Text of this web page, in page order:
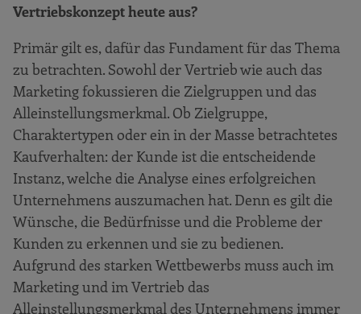
Vertriebskonzept heute aus?
Primär gilt es, dafür das Fundament für das Thema
zu betrachten. Sowohl der Vertrieb wie auch das
Marketing fokussieren die Zielgruppen und das
Alleinstellungsmerkmal. Ob Zielgruppe,
Charaktertypen oder ein in der Masse betrachtetes
Kaufverhalten: der Kunde ist die entscheidende
Instanz, welche die Analyse eines erfolgreichen
Unternehmens auszumachen hat. Denn es gilt die
Wünsche, die Bedürfnisse und die Probleme der
Kunden zu erkennen und sie zu bedienen.
Aufgrund des starken Wettbewerbs muss auch im
Marketing und im Vertrieb das
Alleinstellungsmerkmal des Unternehmens immer